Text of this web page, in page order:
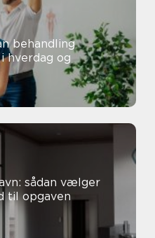
behandling
hverdag og
sådan vælger
til opgaven